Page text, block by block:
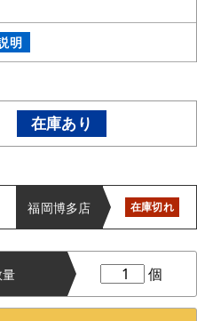
明
在庫あり
福岡博多店 在庫切れ
個